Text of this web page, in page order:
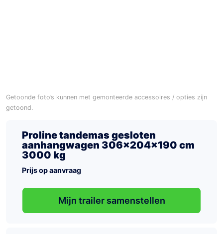
Getoonde foto’s kunnen met gemonteerde accessoires / opties zijn
getoond.
Proline tandemas gesloten
aanhangwagen 306x204x190 cm
3000 kg
Prijs op aanvraag
Mijn trailer samenstellen